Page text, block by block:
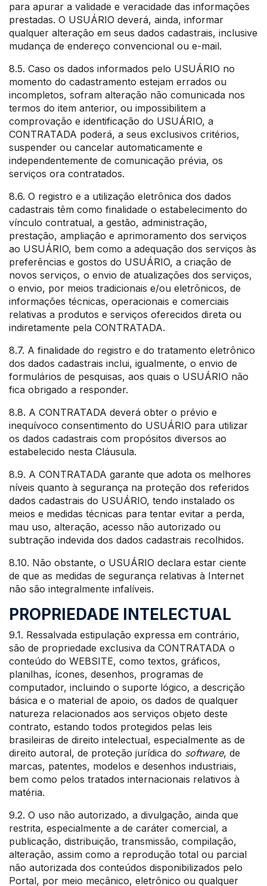
para apurar a validade e veracidade das informações
prestadas. O USUÁRIO deverá, ainda, informar
qualquer alteração em seus dados cadastrais, inclusive
mudança de endereço convencional ou e-mail.
8.5. Caso os dados informados pelo USUÁRIO no
momento do cadastramento estejam errados ou
incompletos, sofram alteração não comunicada nos
termos do item anterior, ou impossibilitem a
comprovação e identificação do USUÁRIO, a
CONTRATADA poderá, a seus exclusivos critérios,
suspender ou cancelar automaticamente e
independentemente de comunicação prévia, os
serviços ora contratados.
8.6. O registro e a utilização eletrônica dos dados
cadastrais têm como finalidade o estabelecimento do
vínculo contratual, a gestão, administração,
prestação, ampliação e aprimoramento dos serviços
ao USUÁRIO, bem como a adequação dos serviços às
preferências e gostos do USUÁRIO, a criação de
novos serviços, o envio de atualizações dos serviços,
o envio, por meios tradicionais e/ou eletrônicos, de
informações técnicas, operacionais e comerciais
relativas a produtos e serviços oferecidos direta ou
indiretamente pela CONTRATADA.
8.7. A finalidade do registro e do tratamento eletrônico
dos dados cadastrais inclui, igualmente, o envio de
formulários de pesquisas, aos quais o USUÁRIO não
fica obrigado a responder.
8.8. A CONTRATADA deverá obter o prévio e
inequívoco consentimento do USUÁRIO para utilizar
os dados cadastrais com propósitos diversos ao
estabelecido nesta Cláusula.
8.9. A CONTRATADA garante que adota os melhores
níveis quanto à segurança na proteção dos referidos
dados cadastrais do USUÁRIO, tendo instalado os
meios e medidas técnicas para tentar evitar a perda,
mau uso, alteração, acesso não autorizado ou
subtração indevida dos dados cadastrais recolhidos.
8.10. Não obstante, o USUÁRIO declara estar ciente
de que as medidas de segurança relativas à Internet
não são integralmente infalíveis.
PROPRIEDADE INTELECTUAL
9.1. Ressalvada estipulação expressa em contrário,
são de propriedade exclusiva da CONTRATADA o
conteúdo do WEBSITE, como textos, gráficos,
planilhas, ícones, desenhos, programas de
computador, incluindo o suporte lógico, a descrição
básica e o material de apoio, os dados de qualquer
natureza relacionados aos serviços objeto deste
contrato, estando todos protegidos pelas leis
brasileiras de direito intelectual, especialmente as de
direito autoral, de proteção jurídica do software, de
marcas, patentes, modelos e desenhos industriais,
bem como pelos tratados internacionais relativos à
matéria.
9.2. O uso não autorizado, a divulgação, ainda que
restrita, especialmente a de caráter comercial, a
publicação, distribuição, transmissão, compilação,
alteração, assim como a reprodução total ou parcial
não autorizada dos conteúdos disponibilizados pelo
Portal, por meio mecânico, eletrônico ou qualquer